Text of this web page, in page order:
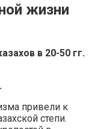
жизни
в 20-50 гг.
привели к
степи.